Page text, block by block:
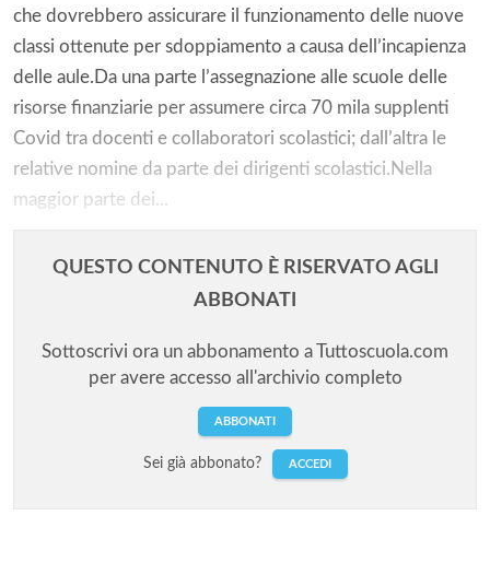
che dovrebbero assicurare il funzionamento delle nuove
classi ottenute per sdoppiamento a causa dell’incapienza
delle aule.Da una parte l’assegnazione alle scuole delle
risorse finanziarie per assumere circa 70 mila supplenti
Covid tra docenti e collaboratori scolastici; dall’altra le
relative nomine da parte dei dirigenti scolastici.Nella
maggior parte dei...
QUESTO CONTENUTO È RISERVATO AGLI
ABBONATI
Sottoscrivi ora un abbonamento a Tuttoscuola.com
per avere accesso all'archivio completo
ABBONATI
Sei già abbonato? ACCEDI